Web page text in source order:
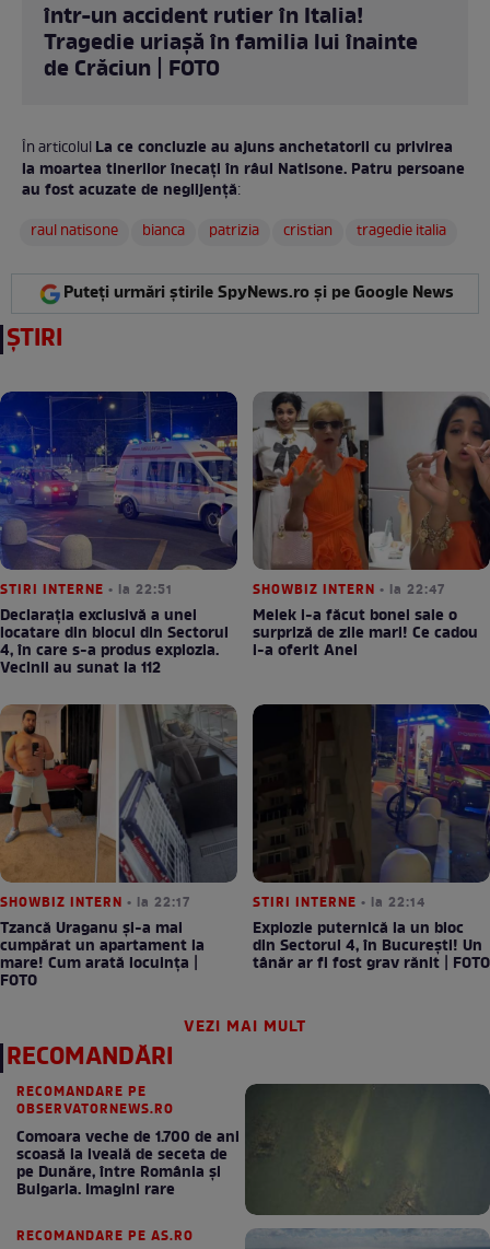
într-un accident rutier în Italia!
Tragedie uriașă în familia lui înainte
de Crăciun | FOTO
În articolulLa ce concluzie au ajuns anchetatorii cu privirea
la moartea tinerilor înecați în râul Natisone. Patru persoane
au fost acuzate de neglijență:
raul natisone
bianca patrizia cristian tragedie italia
Puteți urmări știrile SpyNews.ro și pe Google News
ȘTIRI
STIRI INTERNE • la 22:51
Declarația exclusivă a unei
locatare din blocul din Sectorul
4, în care s-a produs explozia.
Vecinii au sunat la 112
SHOWBIZ INTERN • la 22:47
Melek i-a făcut bonei sale o
surpriză de zile mari! Ce cadou
i-a oferit Anei
SHOWBIZ INTERN • la 22:17
Tzancă Uraganu și-a mai
cumpărat un apartament la
mare! Cum arată locuința |
FOTO
STIRI INTERNE • la 22:14
Explozie puternică la un bloc
din Sectorul 4, în București! Un
tânăr ar fi fost grav rănit | FOTO
VEZI MAI MULT
RECOMANDĂRI
RECOMANDARE PE
OBSERVATORNEWS.RO
Comoara veche de 1.700 de ani
scoasă la iveală de seceta de
pe Dunăre, între România şi
Bulgaria. Imagini rare
RECOMANDARE PE AS.RO